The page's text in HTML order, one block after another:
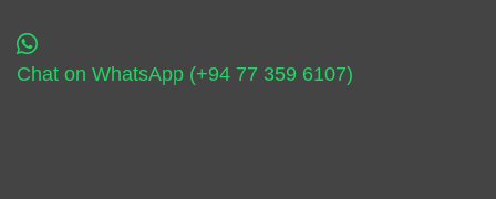
Chat on WhatsApp (+94 77 359 6107)